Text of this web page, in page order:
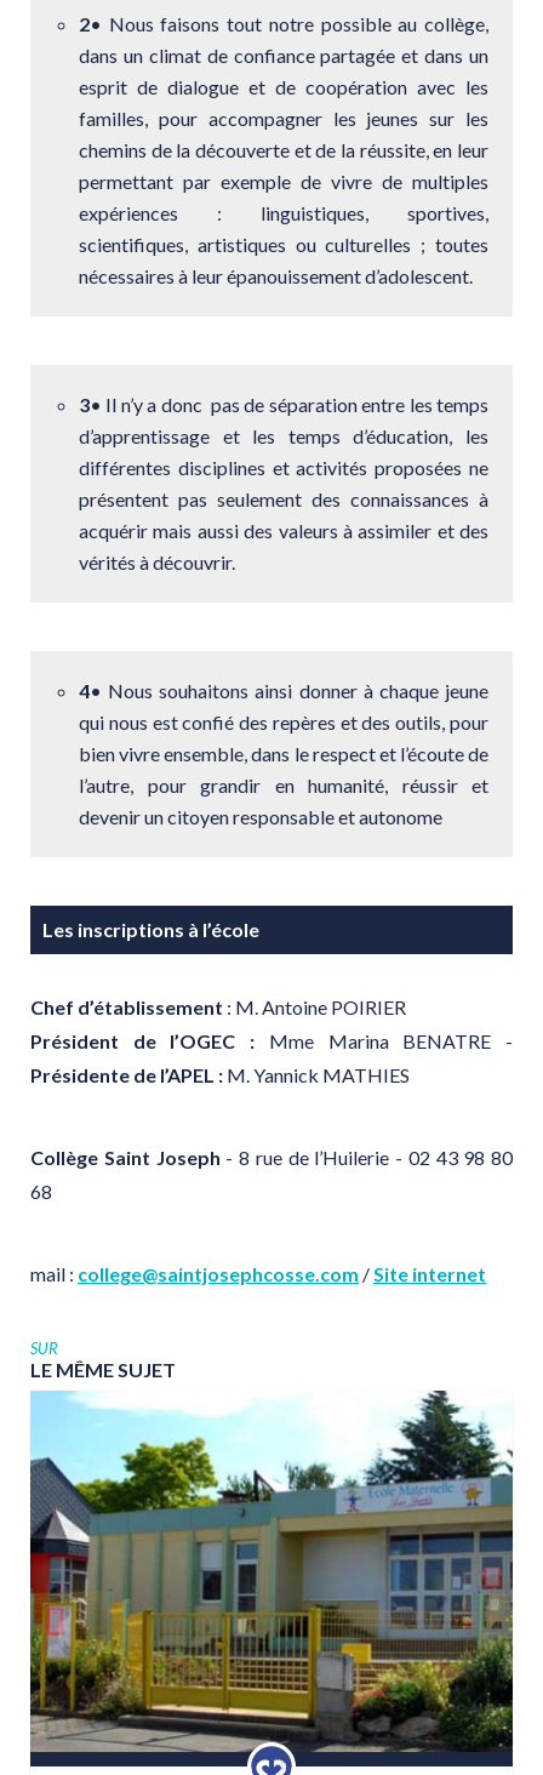
2• Nous faisons tout notre possible au collège,
dans un climat de confiance partagée et dans un
esprit de dialogue et de coopération avec les
familles, pour accompagner les jeunes sur les
chemins de la découverte et de la réussite, en leur
permettant par exemple de vivre de multiples
expériences : linguistiques, sportives,
scientifiques, artistiques ou culturelles ; toutes
nécessaires à leur épanouissement d’adolescent.
3• Il n’y a donc pas de séparation entre les temps
d’apprentissage et les temps d’éducation, les
différentes disciplines et activités proposées ne
présentent pas seulement des connaissances à
acquérir mais aussi des valeurs à assimiler et des
vérités à découvrir.
4• Nous souhaitons ainsi donner à chaque jeune
qui nous est confié des repères et des outils, pour
bien vivre ensemble, dans le respect et l’écoute de
l’autre, pour grandir en humanité, réussir et
devenir un citoyen responsable et autonome
Les inscriptions à l’école
Chef d’établissement : M. Antoine POIRIER
Président de l’OGEC : Mme Marina BENATRE -
Présidente de l’APEL : M. Yannick MATHIES
Collège Saint Joseph - 8 rue de l’Huilerie - 02 43 98 80
68
mail : college@saintjosephcosse.com / Site internet
SUR
LE MÊME SUJET